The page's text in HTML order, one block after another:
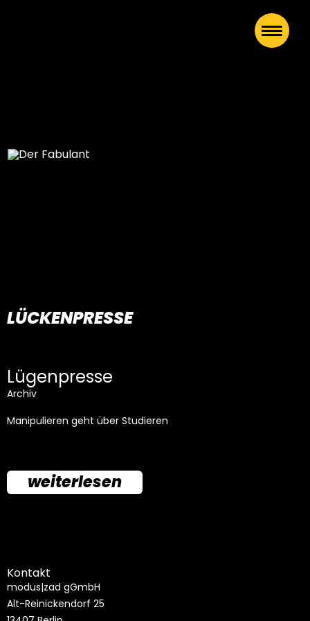
LÜCKENPRESSE
Lügenpresse
Archiv
Manipulieren geht über Studieren
weiterlesen
Kontakt
modus|zad gGmbH
Alt-Reinickendorf 25